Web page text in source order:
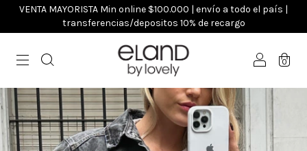
VENTA MAYORISTA Min online $100.000 | envío a todo el país |
transferencias/depositos 10% de recargo
0